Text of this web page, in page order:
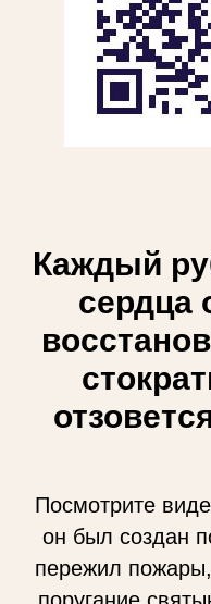
Каждый
сердца
Посмотрите
он был создан
пережил
поругание